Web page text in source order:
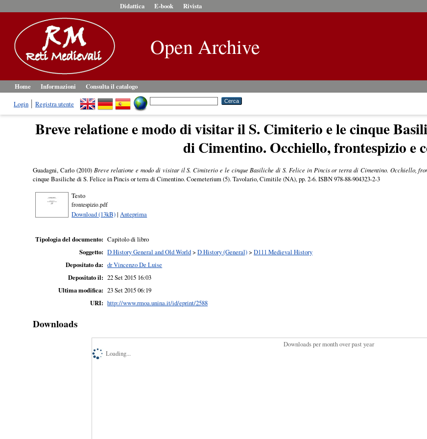
Didattica E-book Rivista
Open Archive
Home Informazioni
Consulta il catalogo
Login
Registra utente
Breve relatione e modo di visitar il S. Cimiterio e le cinque
di Cimentino. Occhiello, frontespizio e
Guadagni, Carlo (2010) Breve relatione e modo di visitar il S. Cimiterio e le cinque Basiliche di S. Felice in Pincis or terra di Cimentino. Occhiello,
cinque Basiliche di S. Felice in Pincis or terra di Cimentino. Coemeterium (5). Tavolario, Cimitile (NA), pp. 2-6. ISBN 978-88-904323-2-3
Testo
frontespizio.pdf
Download (13kB)| Anteprima
Tipologia del documento: Capitolo di libro
Soggetto: D History General and Old World>D History (General)>D111 Medieval History
Depositato da: dr Vincenzo De Luise
Depositato il: 22 Set 2015 16:03
Ultima modifica: 23 Set 2015 06:19
URI: http://www.rmoa.unina.it/id/eprint/2588
Downloads
Downloads per month over past year
Loading...